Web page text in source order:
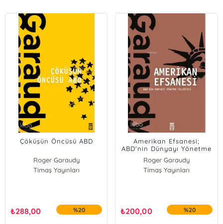
Çöküşün Öncüsü ABD
Roger Garaudy
Timaş Yayınları
₺288,00 %20
Amerikan Efsanesi;
ABD'nin Dünyayı Yönetme
Felsefesi
Roger Garaudy
Timaş Yayınları
₺200,00 %20